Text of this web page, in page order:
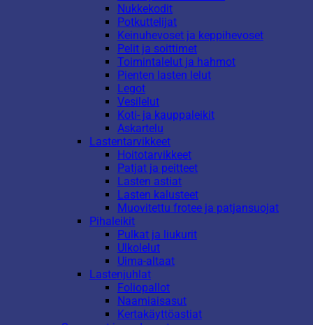
Nukkekodit
Potkuttelijat
Keinuhevoset ja keppihevoset
Pelit ja soittimet
Toimintalelut ja hahmot
Pienten lasten lelut
Legot
Vesilelut
Koti- ja kauppaleikit
Askartelu
Lastentarvikkeet
Hoitotarvikkeet
Patjat ja peitteet
Lasten astiat
Lasten kalusteet
Muovitettu frotee ja patjansuojat
Pihaleikit
Pulkat ja liukurit
Ulkolelut
Uima-altaat
Lastenjuhlat
Foliopallot
Naamiaisasut
Kertakäyttöastiat